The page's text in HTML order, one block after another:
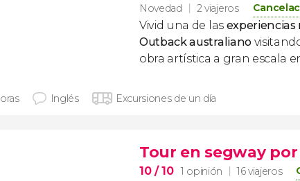
Novedad 2 viajeros
Vivid una de las experiencias
Outback australiano
obra artística a gran escala
Inglés Excursiones de un día
Tour en segway
10/ 10 1 opinión 16 viajeros